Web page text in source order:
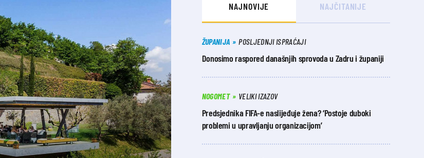
NAJNOVIJE NAJČITANIJE
ŽUPANIJA POSLJEDNJI ISPRAĆAJI
Donosimo raspored današnjih sprovoda u Zadru i županiji
NOGOMET VELIKI IZAZOV
Predsjednika FIFA-e naslijeđuje žena? ‘Postoje duboki
problemi u upravljanju organizacijom’